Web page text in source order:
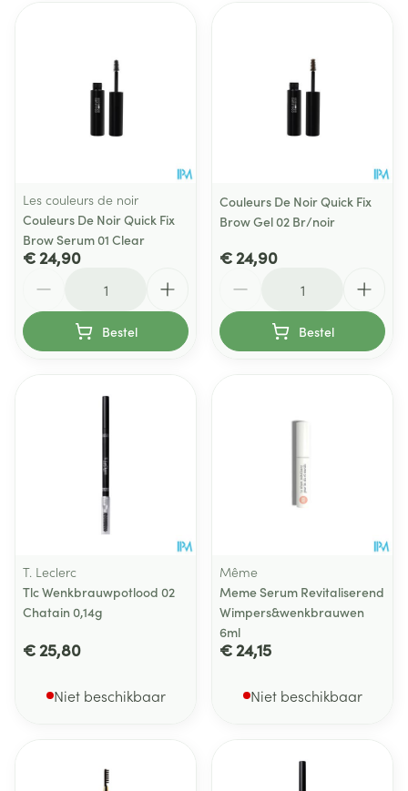
Les couleurs de noir
Couleurs De Noir Quick Fix
Brow Serum 01 Clear
€ 24,90
Bestel
Couleurs De Noir Quick Fix
Brow Gel 02 Br/noir
€ 24,90
Bestel
T. Leclerc
Tlc Wenkbrauwpotlood 02
Chatain 0,14g
€ 25,80
Niet beschikbaar
Même
Meme Serum Revitaliserend
Wimpers&wenkbrauwen
6ml
€ 24,15
Niet beschikbaar